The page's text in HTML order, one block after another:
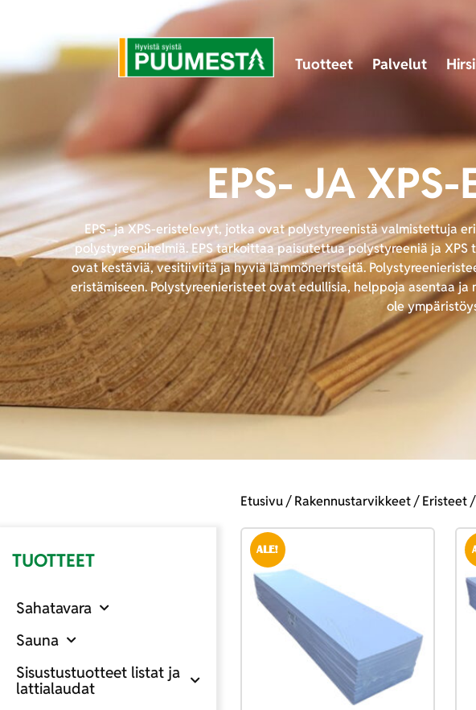
Tuotteet Palvelut
EPS- JA XPS-
EPS- ja XPS-eristelevyt, jotka ovat polystyreenistä valmistettuja
polystyreenihelmiä. EPS tarkoittaa paisutettua polystyreeniä ja
ovat kestäviä, vesitiiviitä ja hyviä lämmöneristeitä.
eristämiseen. Polystyreenieristeet ovat edullisia, helppoja asentaa
ole
Etusivu/Rakennustarvikkeet/Eristeet/
TUOTTEET
Sahatavara
Sauna
Sisustustuotteet listat ja
lattialaudat
ALE!